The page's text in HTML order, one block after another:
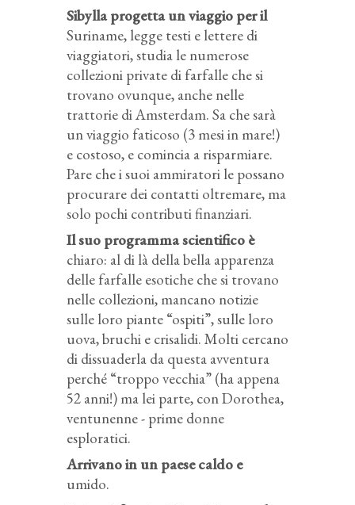
Sibylla progetta un viaggio per il
Suriname, legge testi e lettere di
viaggiatori, studia le numerose
collezioni private di farfalle che si
trovano ovunque, anche nelle
trattorie di Amsterdam. Sa che sarà
un viaggio faticoso (3 mesi in mare!)
e costoso, e comincia a risparmiare.
Pare che i suoi ammiratori le possano
procurare dei contatti oltremare, ma
solo pochi contributi finanziari.
Il suo programma scientifico è
chiaro: al di là della bella apparenza
delle farfalle esotiche che si trovano
nelle collezioni, mancano notizie
sulle loro piante “ospiti”, sulle loro
uova, bruchi e crisalidi. Molti cercano
di dissuaderla da questa avventura
perché “troppo vecchia” (ha appena
52 anni!) ma lei parte, con Dorothea,
ventunenne - prime donne
esploratici.
Arrivano in un paese caldo e
umido.